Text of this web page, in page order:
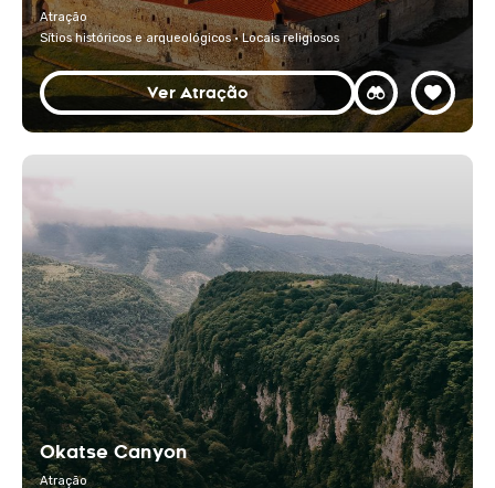
Atração
Sítios históricos e arqueológicos · Locais religiosos
Ver Atração
Okatse Canyon
Atração